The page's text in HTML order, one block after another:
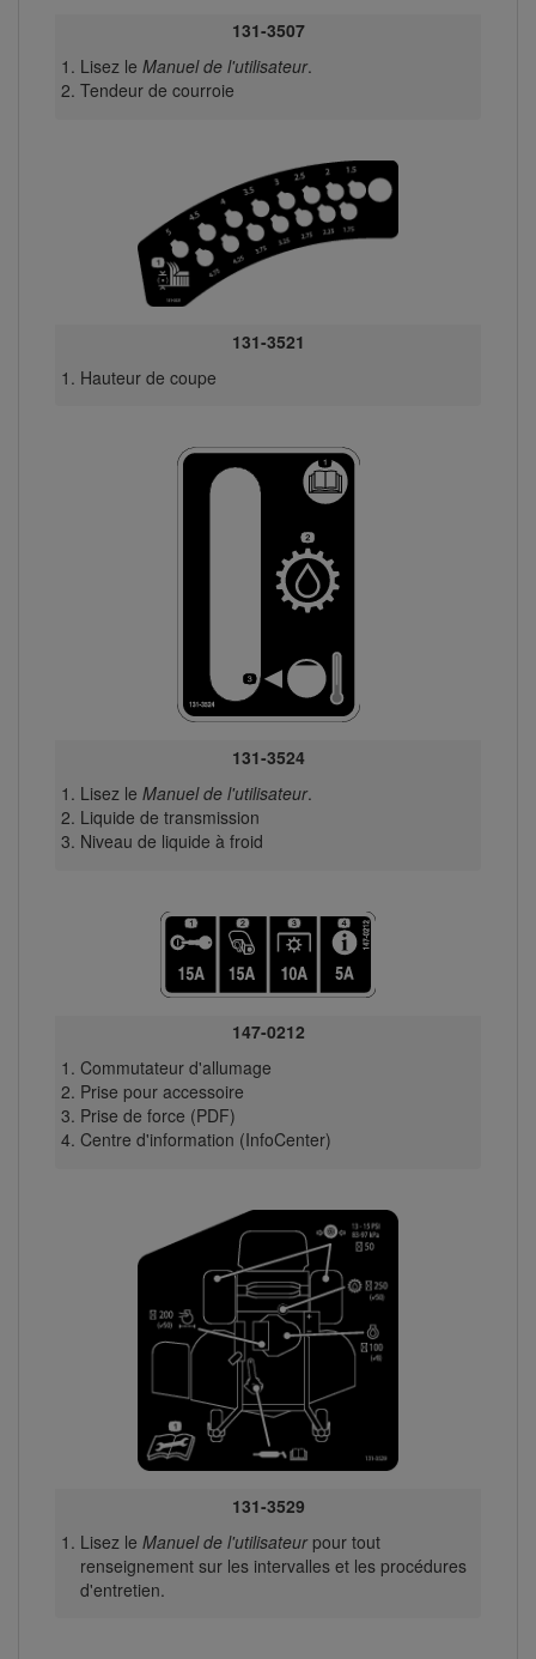
131-3507
Lisez le Manuel de l'utilisateur.
Tendeur de courroie
131-3521
Hauteur de coupe
131-3524
Lisez le Manuel de l'utilisateur.
Liquide de transmission
Niveau de liquide à froid
147-0212
Commutateur d'allumage
Prise pour accessoire
Prise de force (PDF)
Centre d'information (InfoCenter)
131-3529
Lisez le Manuel de l'utilisateurpour tout
renseignement sur les intervalles et les procédures
d'entretien.